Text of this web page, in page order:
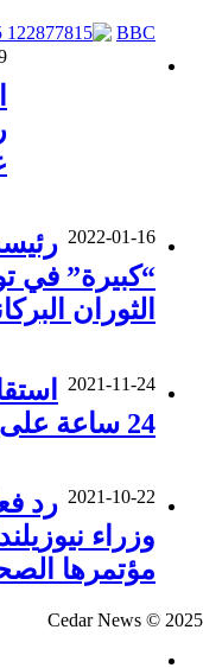
BBC
2022-01-16
“كبيرة” في
الثوران
2021-11-24
24 ساعة على تعيينها
2021-10-22 رد
وزراء
مؤتمرها
Cedar News © 2025